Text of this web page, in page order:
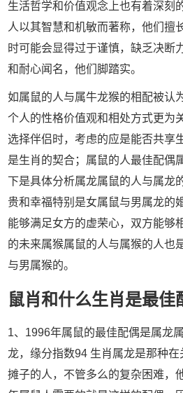
生活哲学和价值观念上也有着深刻
人以其智慧和机敏而著称，他们擅
时可能会显得过于谨慎，缺乏决断
和耐心闻名，他们脚踏实。
如属鼠的人与属牛龙猴的相配被认
个人的性格价值观和相处方式更为
选择伴侣时，考虑的应是能否共享
是生肖的契合；属鼠的人最佳配偶
下是具体分析属龙属鼠的人与属龙
贵和幸福特别是女属鼠与男属龙的
能够满足女方的虚荣心，双方能够
的未来属猴属鼠的人与属猴的人也
与男属猴的。
鼠肖和什么生肖是最佳
1、1996年属鼠的最佳配偶是属龙
龙，缘分指数94 生肖属龙是那种
摊子的人，不管多么的复杂困难，